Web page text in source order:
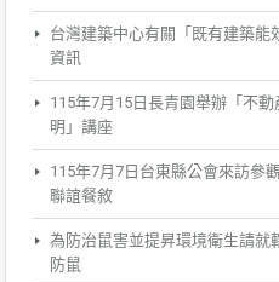
台灣建築中心有關「既有建築能
資訊
115年7月15日長青園舉辦「不
明」講座
115年7月7日台東縣公會來訪參
聯誼餐敘
為防治鼠害並提昇環境衛生請就
防鼠